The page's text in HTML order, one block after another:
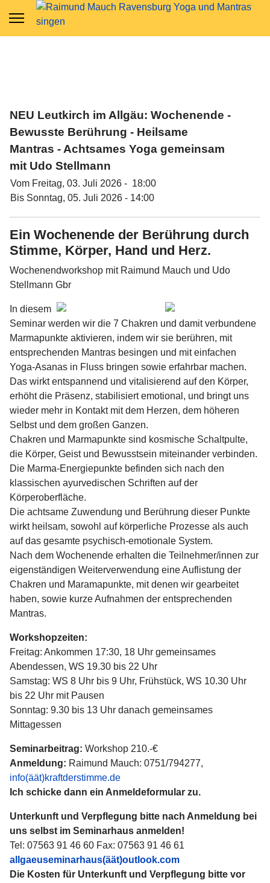
NEU Leutkirch im Allgäu: Wochenende -
Bewusste Berührung - Heilsame
Mantras - Achtsames Yoga gemeinsam
mit Udo Stellmann
Vom Freitag, 03. Juli 2026 - 18:00
Bis Sonntag, 05. Juli 2026 - 14:00
Ein Wochenende der Berührung durch
Stimme, Körper, Hand und Herz.
Wochenendworkshop mit Raimund Mauch und Udo
Stellmann Gbr
In diesem
Seminar werden wir die 7 Chakren und damit verbundene
Marmapunkte aktivieren, indem wir sie berühren, mit
entsprechenden Mantras besingen und mit einfachen
Yoga-Asanas in Fluss bringen sowie erfahrbar machen.
Das wirkt entspannend und vitalisierend auf den Körper,
erhöht die Präsenz, stabilisiert emotional, und bringt uns
wieder mehr in Kontakt mit dem Herzen, dem höheren
Selbst und dem großen Ganzen.
Chakren und Marmapunkte sind kosmische Schaltpulte,
die Körper, Geist und Bewusstsein miteinander verbinden.
Die Marma-Energiepunkte befinden sich nach den
klassischen ayurvedischen Schriften auf der
Körperoberfläche.
Die achtsame Zuwendung und Berührung dieser Punkte
wirkt heilsam, sowohl auf körperliche Prozesse als auch
auf das gesamte psychisch-emotionale System.
Nach dem Wochenende erhalten die Teilnehmer/innen zur
eigenständigen Weiterverwendung eine Auflistung der
Chakren und Maramapunkte, mit denen wir gearbeitet
haben, sowie kurze Aufnahmen der entsprechenden
Mantras.
Workshopzeiten:
Freitag: Ankommen 17:30, 18 Uhr gemeinsames
Abendessen, WS 19.30 bis 22 Uhr
Samstag: WS 8 Uhr bis 9 Uhr, Frühstück, WS 10.30 Uhr
bis 22 Uhr mit Pausen
Sonntag: 9.30 bis 13 Uhr danach gemeinsames
Mittagessen
Seminarbeitrag: Workshop 210.-€
Anmeldung: Raimund Mauch: 0751/794277,
info(äät)kraftderstimme.de
Ich schicke dann ein Anmeldeformular zu.
Unterkunft und Verpflegung bitte nach Anmeldung bei
uns selbst im Seminarhaus anmelden!
Tel: 07563 91 46 60 Fax: 07563 91 46 61
allgaeuseminarhaus(äät)outlook.com
Die Kosten für Unterkunft und Verpflegung bitte vor